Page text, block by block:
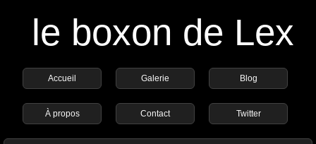
le boxon de Lex
Accueil Galerie Blog
À propos Contact Twitter